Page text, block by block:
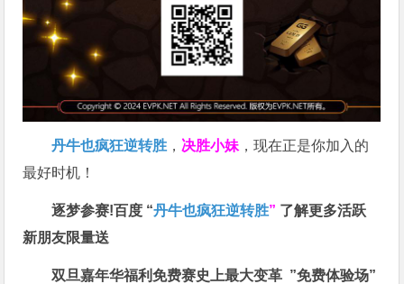
丹牛也疯狂逆转胜 ， 决胜小妹 ，现在正是你加入的
最好时机！
逐梦参赛!百度 “丹牛也疯狂逆转胜” 了解更多活跃
新朋友限量送
双旦嘉年华福利免费赛史上最大变革 ”免费体验场”